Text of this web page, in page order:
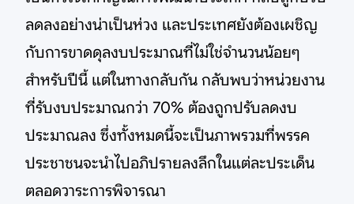
ลดลงอย่างน่าเป็นห่วง และประเทศยังต้องเผชิญ
กับการขาดดุลงบประมาณที่ไม่ใช่จำนวนน้อยๆ
สำหรับปีนี้ แต่ในทางกลับกัน กลับพบว่าหน่วยงาน
ที่รับงบประมาณกว่า 70% ต้องถูกปรับลดงบ
ประมาณลง ซึ่งทั้งหมดนี้จะเป็นภาพรวมที่พรรค
ประชาชนจะนำไปอภิปรายลงลึกในแต่ละประเด็น
ตลอดวาระการพิจารณา